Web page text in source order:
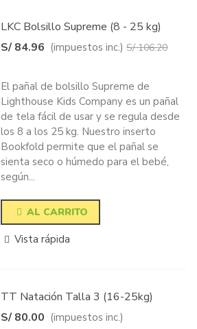
LKC Bolsillo Supreme (8 - 25 kg)
S/ 84.96 (impuestos inc.) S/ 106.20
El pañal de bolsillo Supreme de
Lighthouse Kids Company es un pañal
de tela fácil de usar y se regula desde
los 8 a los 25 kg. Nuestro inserto
Bookfold permite que el pañal se
sienta seco o húmedo para el bebé,
según...
AL CARRITO
Vista rápida
TT Natación Talla 3 (16-25kg)
S/ 80.00 (impuestos inc.)